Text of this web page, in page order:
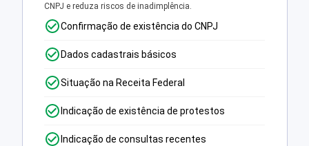
CNPJ e reduza riscos de inadimplência.
Confirmação de existência do CNPJ
Dados cadastrais básicos
Situação na Receita Federal
Indicação de existência de protestos
Indicação de consultas recentes